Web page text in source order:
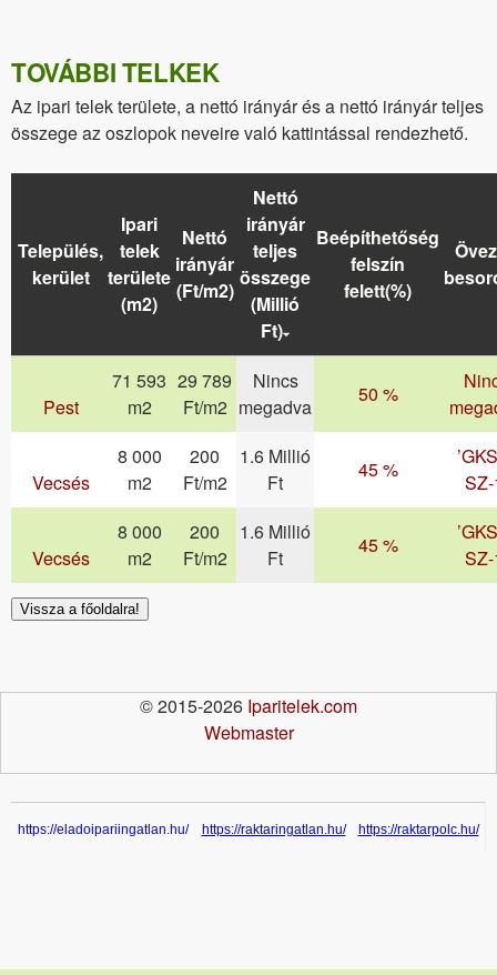
TOVÁBBI TELKEK
Az ipari telek területe, a nettó irányár és a nettó irányár teljes
összege az oszlopok neveire való kattintással rendezhető.
Település,
kerület
Ipari
telek
területe
(m2)
Nettó
irányár
(Ft/m2)
Nettó
irányár
teljes
összege
(Millió
Ft)
Beépíthetőség
felszín
felett(%)
Pest
71 593
m2
29 789
Ft/m2
Nincs
megadva
50 %
Vecsés
8 000
m2
200
Ft/m2
1.6 Millió
Ft
45 %
SZ-
Vecsés
8 000
m2
200
Ft/m2
1.6 Millió
Ft
45 %
SZ-
Vissza a főoldalra!
© 2015-2026 Iparitelek.com
Webmaster
https://eladoipariingatlan.hu/ https://raktaringatlan.hu/ https://raktarpolc.hu/